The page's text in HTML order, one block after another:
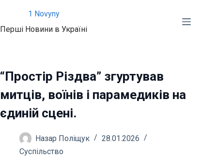
вмісту
1 Novyny
Перші Новини в Україні
“Простір Різдва” згуртував
митців, воїнів і парамедиків на
єдиній сцені.
Назар Поліщук
28.01.2026
Суспільство